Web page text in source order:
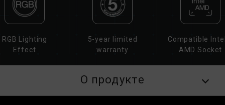
Создан с заботой об экологичности и
сохранении окружающей среды
RGB Lighting
Effect
5-year limited
warranty
Compatible
AMD Socket
О продукте